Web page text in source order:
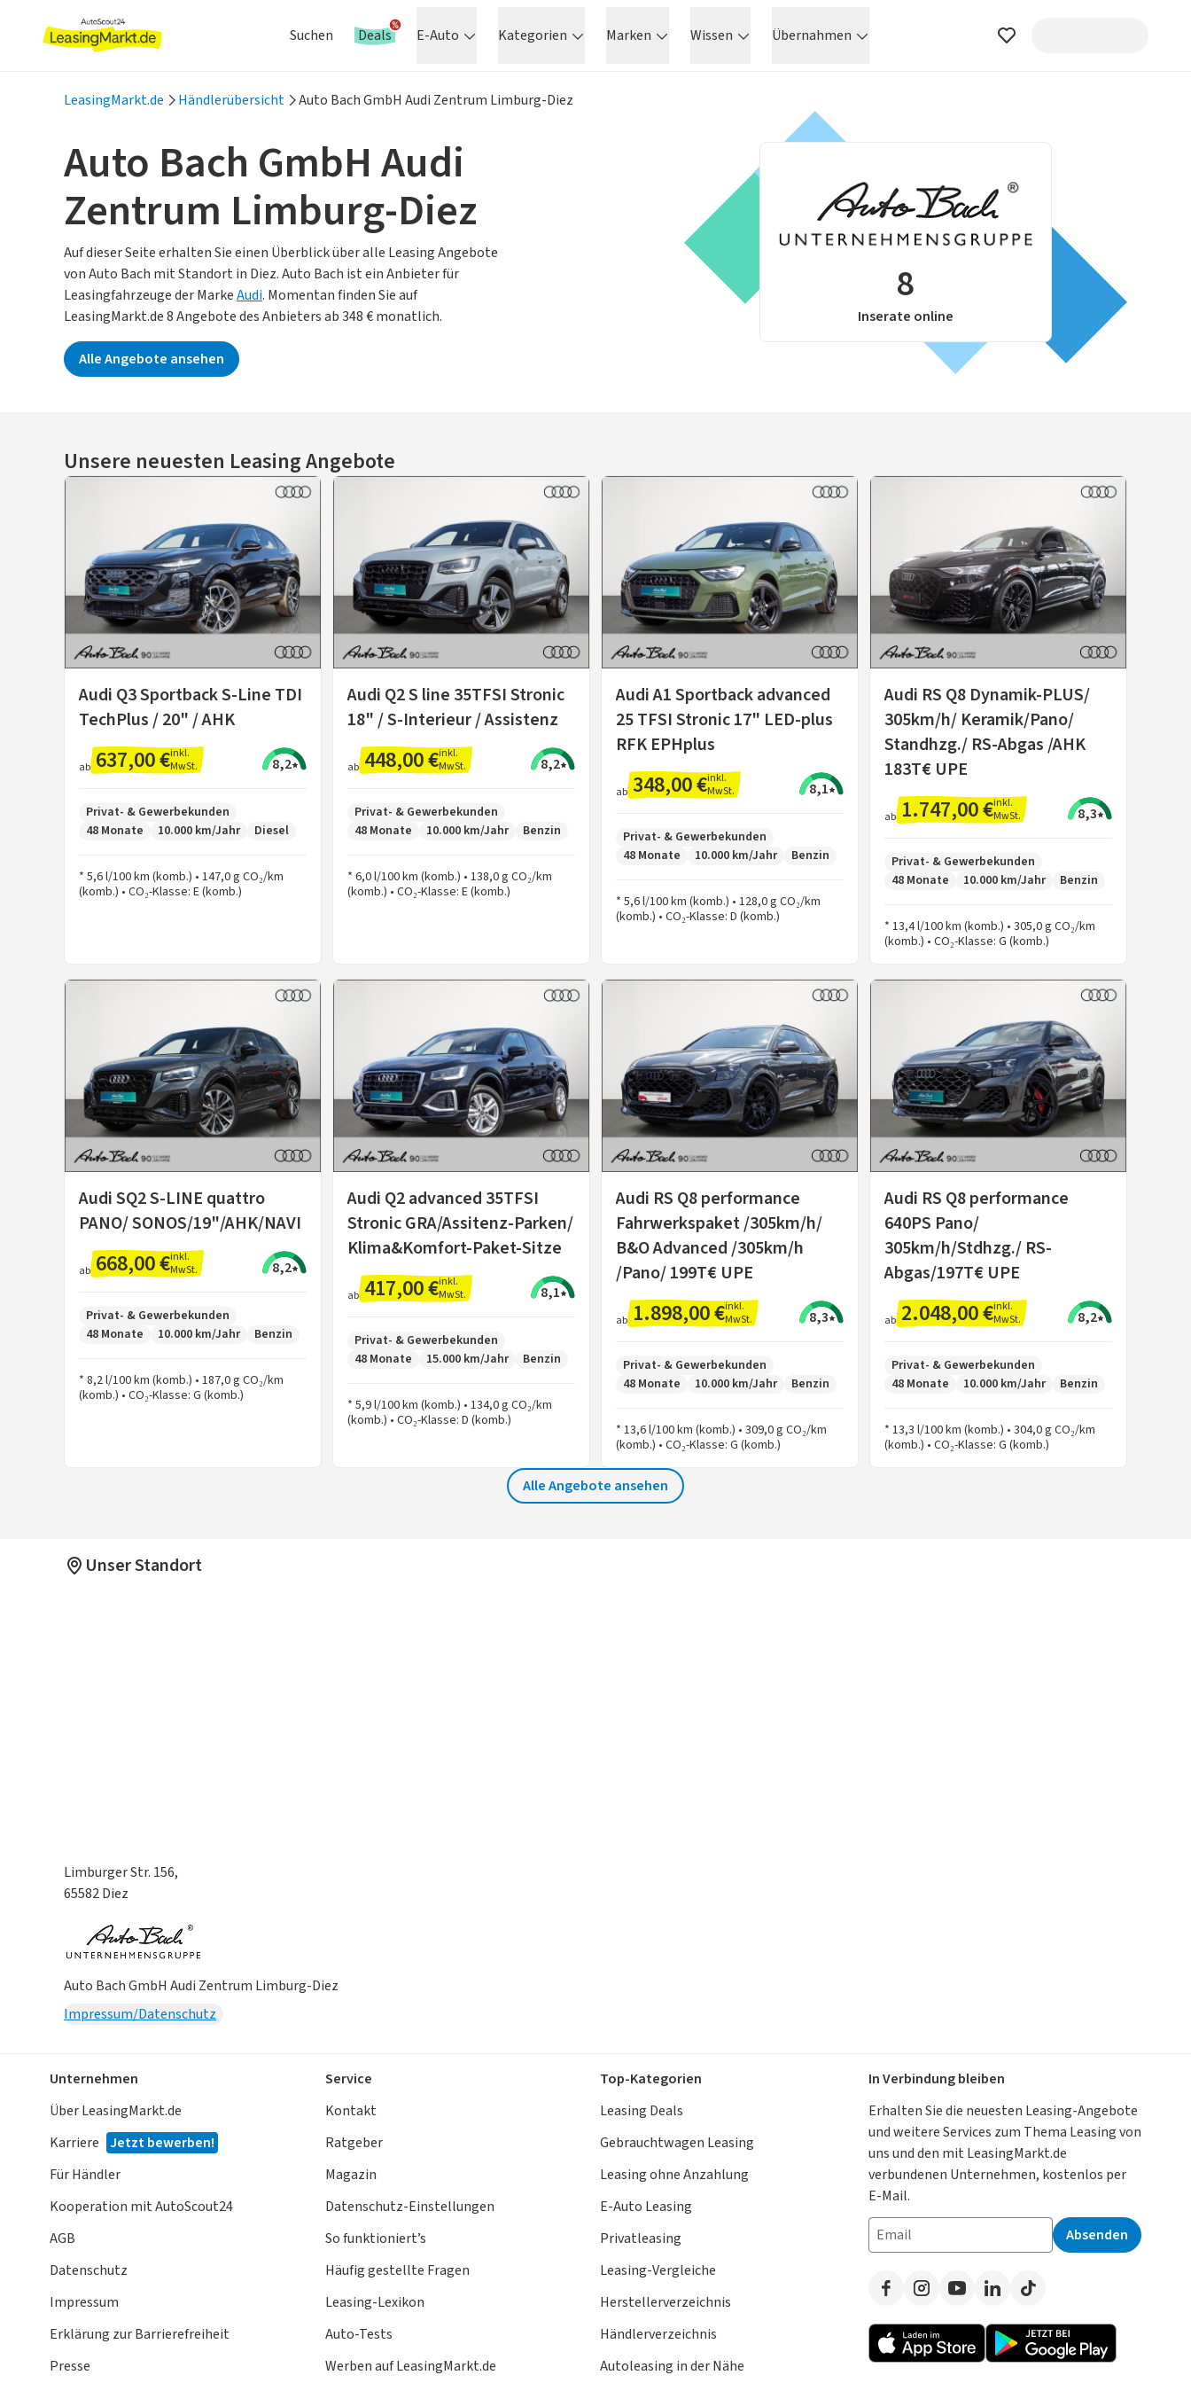
Suchen Deals E-Auto Kategorien Marken Wissen Übernahmen
LeasingMarkt.de Händlerübersicht Auto Bach GmbH Audi Zentrum Limburg-Diez
Auto Bach GmbH Audi
Zentrum Limburg-Diez
Auf dieser Seite erhalten Sie einen Überblick über alle Leasing Angebote
von Auto Bach mit Standort in Diez.Auto Bach ist ein Anbieter für
Leasingfahrzeuge der MarkeAudi. Momentan finden Sie auf
LeasingMarkt.de 8 Angebote des Anbieters ab 348 € monatlich.
Alle Angebote ansehen
8
Inserate online
Unsere neuesten Leasing Angebote
Audi Q3 Sportback S-Line TDI
TechPlus / 20" / AHK
ab 637,00 €inkl.
MwSt.
8,2
Privat- & Gewerbekunden
48 Monate
10.000 km/Jahr Diesel
* 5,6 l/100 km (komb.) • 147,0 g CO₂/km
(komb.) • CO₂-Klasse: E (komb.)
Audi Q2 S line 35TFSI Stronic
18" / S-Interieur / Assistenz
ab 448,00 €inkl.
MwSt.
8,2
Privat- & Gewerbekunden
48 Monate
10.000 km/Jahr Benzin
* 6,0 l/100 km (komb.) • 138,0 g CO₂/km
(komb.) • CO₂-Klasse: E (komb.)
Audi A1 Sportback advanced
25 TFSI Stronic 17" LED-plus
RFK EPHplus
ab 348,00 €inkl.
MwSt.
8,1
Privat- & Gewerbekunden
48 Monate
10.000 km/Jahr Benzin
* 5,6 l/100 km (komb.) • 128,0 g CO₂/km
(komb.) • CO₂-Klasse: D (komb.)
Audi RS Q8 Dynamik-PLUS/
305km/h/ Keramik/Pano/
Standhzg./ RS-Abgas /AHK
183T€ UPE
ab 1.747,00 €inkl.
MwSt.
8,3
Privat- & Gewerbekunden
48 Monate
10.000 km/Jahr Benzin
* 13,4 l/100 km (komb.) • 305,0 g CO₂/km
(komb.) • CO₂-Klasse: G (komb.)
Audi SQ2 S-LINE quattro
PANO/ SONOS/19"/AHK/NAVI
ab 668,00 €inkl.
MwSt.
8,2
Privat- & Gewerbekunden
48 Monate
10.000 km/Jahr Benzin
* 8,2 l/100 km (komb.) • 187,0 g CO₂/km
(komb.) • CO₂-Klasse: G (komb.)
Audi Q2 advanced 35TFSI
Stronic GRA/Assitenz-Parken/
Klima&Komfort-Paket-Sitze
ab 417,00 €inkl.
MwSt.
8,1
Privat- & Gewerbekunden
48 Monate
15.000 km/Jahr Benzin
* 5,9 l/100 km (komb.) • 134,0 g CO₂/km
(komb.) • CO₂-Klasse: D (komb.)
Audi RS Q8 performance
Fahrwerkspaket /305km/h/
B&O Advanced /305km/h
/Pano/ 199T€ UPE
ab 1.898,00 €inkl.
MwSt.
8,3
Privat- & Gewerbekunden
48 Monate
10.000 km/Jahr Benzin
* 13,6 l/100 km (komb.) • 309,0 g CO₂/km
(komb.) • CO₂-Klasse: G (komb.)
Audi RS Q8 performance
640PS Pano/
305km/h/Stdhzg./ RS-
Abgas/197T€ UPE
ab 2.048,00 €inkl.
MwSt.
8,2
Privat- & Gewerbekunden
48 Monate
10.000 km/Jahr Benzin
* 13,3 l/100 km (komb.) • 304,0 g CO₂/km
(komb.) • CO₂-Klasse: G (komb.)
Alle Angebote ansehen
Unser Standort
Limburger Str. 156,
65582 Diez
Auto Bach GmbH Audi Zentrum Limburg-Diez
Impressum/Datenschutz
Unternehmen
Über LeasingMarkt.de
Karriere Jetzt bewerben!
Für Händler
Kooperation mit AutoScout24
AGB
Datenschutz
Impressum
Erklärung zur Barrierefreiheit
Presse
Service
Kontakt
Ratgeber
Magazin
Datenschutz-Einstellungen
So funktioniert’s
Häufig gestellte Fragen
Leasing-Lexikon
Auto-Tests
Werben auf LeasingMarkt.de
Top-Kategorien
Leasing Deals
Gebrauchtwagen Leasing
Leasing ohne Anzahlung
E-Auto Leasing
Privatleasing
Leasing-Vergleiche
Herstellerverzeichnis
Händlerverzeichnis
Autoleasing in der Nähe
In Verbindung bleiben
Erhalten Sie die neuesten Leasing-Angebote
und weitere Services zum Thema Leasing von
uns und den mit LeasingMarkt.de
verbundenen Unternehmen, kostenlos per
E-Mail.
Absenden